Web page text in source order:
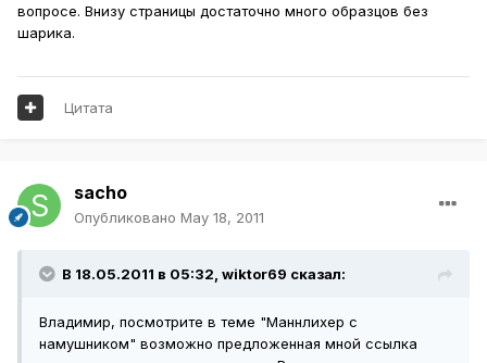
вопросе. Внизу страницы достаточно много образцов без
шарика.
Цитата
sacho
Опубликовано May 18, 2011
В 18.05.2011 в 05:32, wiktor69 сказал:
Владимир, посмотрите в теме "Маннлихер с
намушником" возможно предложенная мной ссылка